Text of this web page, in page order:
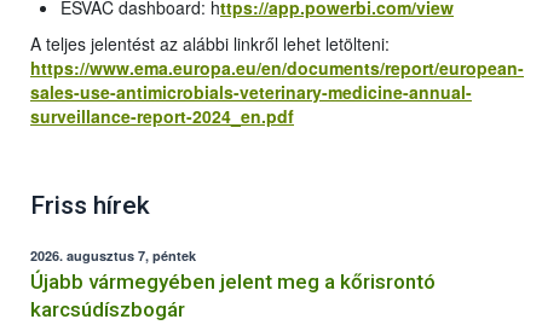
ESVAC dashboard: https://app.powerbi.com/view
A teljes jelentést az alábbi linkről lehet letölteni:
https://www.ema.europa.eu/en/documents/report/european-
sales-use-antimicrobials-veterinary-medicine-annual-
surveillance-report-2024_en.pdf
Friss hírek
2026. augusztus 7, péntek
Újabb vármegyében jelent meg a kőrisrontó
karcsúdíszbogár